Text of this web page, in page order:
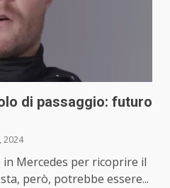
di passaggio: futuro
2024
Mercedes per ricoprire il
però, potrebbe essere...